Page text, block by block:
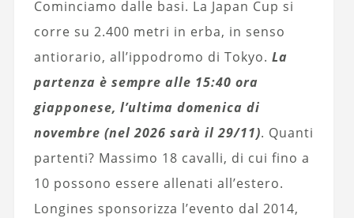
Cominciamo dalle basi. La Japan Cup si
corre su 2.400 metri in erba, in senso
antiorario, all’ippodromo di Tokyo. La
partenza è sempre alle 15:40 ora
giapponese, l’ultima domenica di
novembre (nel 2026 sarà il 29/11). Quanti
partenti? Massimo 18 cavalli, di cui fino a
10 possono essere allenati all’estero.
Longines sponsorizza l’evento dal 2014,